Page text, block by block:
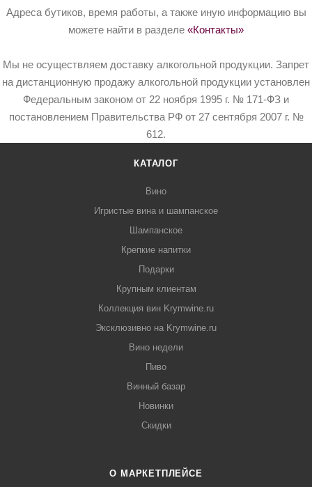
Адреса бутиков, время работы, а также иную информацию вы
можете найти в разделе «Контакты»
Мы не осуществляем доставку алкогольной продукции. Запрет
на дистанционную продажу алкогольной продукции установлен
Федеральным законом от 22 ноября 1995 г. № 171-ФЗ и
постановлением Правительства РФ от 27 сентября 2007 г. №
612.
КАТАЛОГ
Вино
Игристые вина и шампанское
Шампанское
Крепкие напитки
Подарки
Крупным клиентам
Коллекция вин Krymwine.ru
Эксклюзивно на Krymwine.ru
Вино недели
Пиво
Винный базар
Новинки
Скидки
О МАРКЕТПЛЕЙСЕ